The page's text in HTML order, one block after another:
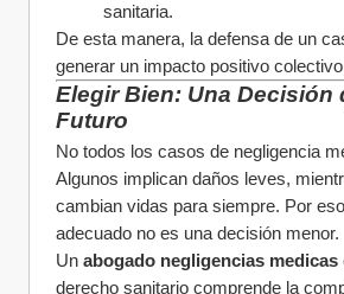
sanitaria.
De esta manera, la defensa de un
generar un impacto positivo
Elegir Bien: Una Decisión
Futuro
No todos los casos de negligencia
Algunos implican daños leves,
cambian vidas para siempre. Por
adecuado no es una decisión menor.
Un abogado negligencias medicas
derecho sanitario comprende la